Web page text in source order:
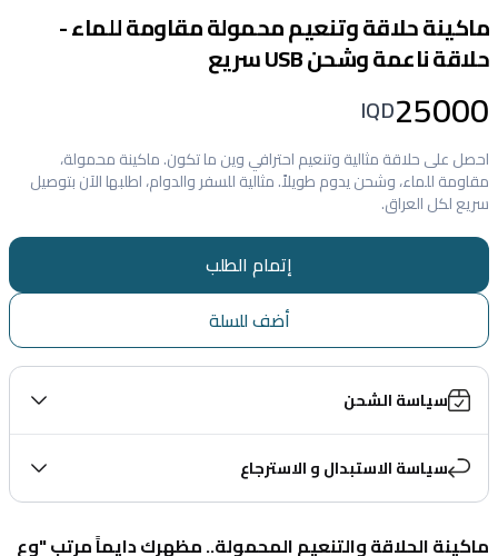
ماكينة حلاقة وتنعيم محمولة مقاومة للماء -
حلاقة ناعمة وشحن USB سريع
25000
IQD
احصل على حلاقة مثالية وتنعيم احترافي وين ما تكون. ماكينة محمولة،
مقاومة للماء، وشحن يدوم طويلاً. مثالية للسفر والدوام، اطلبها الآن بتوصيل
سريع لكل العراق.
إتمام الطلب
أضف للسلة
سياسة الشحن
سياسة الاستبدال و الاسترجاع